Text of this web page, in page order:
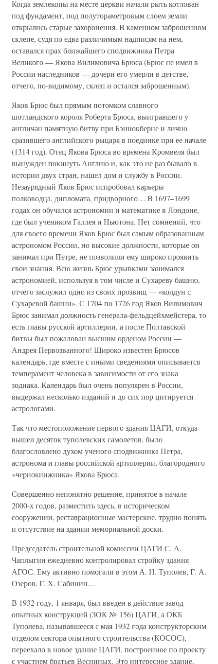
Когда землекопы на месте церкви начали рыть котлован
под фундамент, под полутораметровым слоем земли
открылись старые захоронения. В каменном заброшенном
склепе, судя по едва различимым надписям на нем,
оставался прах ближайшего сподвижника Петра
Великого — Якова Вилимовича Брюса (Брюс не имел в
России наследников — дочери его умерли в детстве,
отчего, по-видимому, склеп и остался заброшенным).
Яков Брюс был прямым потомком славного
шотландского короля Роберта Брюса, выигравшего у
англичан памятную битву при Бэннокберне и лично
сразившего английского рыцаря в поединке при ее начале
(1314 год). Отец Якова Брюса во времена Кромвеля был
вынужден покинуть Англию и, как это не раз бывало в
истории двух стран, нашел дом и службу в России.
Незаурядный Яков Брюс испробовал карьеры
полководца, дипломата, придворного… В 1697–1699
годах он обучался астрономии и математике в Лондоне,
где был учеником Галлея и Ньютона. Нет сомнений, что
для своего времени Яков Брюс был самым образованным
астрономом России, но высокие должности, которые он
занимал при Петре, не позволили ему широко проявить
свои знания. Всю жизнь Брюс урывками занимался
астрономией, используя в том числе и Сухареву башню,
отчего заслужил одно из своих прозвищ — «колдун с
Сухаревой башни». С 1704 по 1726 год Яков Вилимович
Брюс занимал должность генерала-фельдцейхмейстера, то
есть главы русской артиллерии, а после Полтавской
битвы был пожалован высшим орденом России —
Андрея Первозванного! Широко известен Брюсов
календарь, где вместе с иными сведениями описывается
темперамент человека в зависимости от его знака
зодиака. Календарь был очень популярен в России,
выдержал несколько изданий и до сих пор цитируется
астрологами.
Так что местоположение первого здания ЦАГИ, откуда
вышел десяток туполевских самолетов, было
благословлено духом ученого сподвижника Петра,
астронома и главы российской артиллерии, благородного
«чернокнижника» Якова Брюса.
Совершенно непонятно решение, принятое в начале
2000-х годов, разместить здесь, в историческом
сооружении, реставрационные мастерские, трудно понять
и отсутствие на здании мемориальной доски.
Председатель строительной комиссии ЦАГИ С. А.
Чаплыгин ежедневно контролировал стройку здания
АГОС. Ему активно помогали в этом А. Н. Туполев, Г. А.
Озеров, Г. X. Сабинин…
В 1932 году, 1 января, был введен в действие завод
опытных конструкций (ЗОК № 156) ЦАГИ, а ОКБ
Туполева, называвшееся с мая 1932 года конструкторским
отделом сектора опытного строительства (КОСОС),
переехало в новое здание ЦАГИ, построенное по проекту
с участием братьев Весниных. Это интересное здание,